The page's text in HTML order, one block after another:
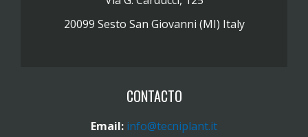
20099 Sesto San Giovanni (MI) Italy
CONTACTO
Email: info@tecniplant.it